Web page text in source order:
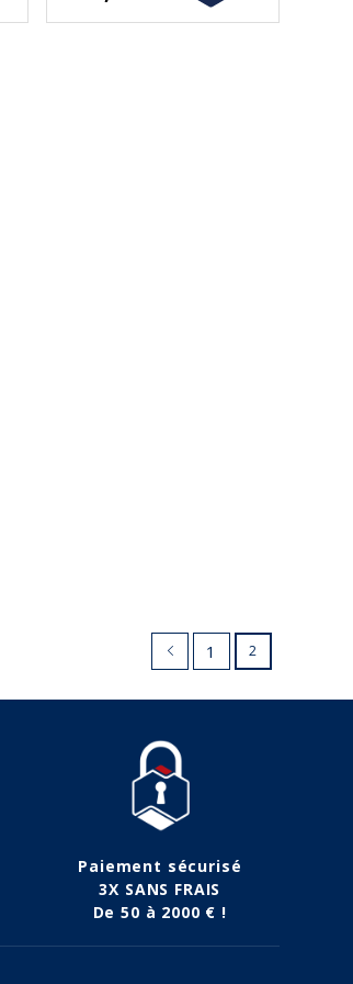
1 2
Paiement sécurisé
3X SANS FRAIS
De 50 à 2000 € !